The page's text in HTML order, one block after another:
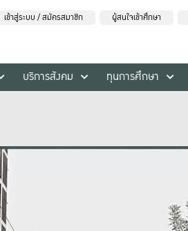
เข้าสู่ระบบ / สมัครสมาชิก ผู้สนใจเข้าศึกษา
บริการสังคม ทุนการศึกษา